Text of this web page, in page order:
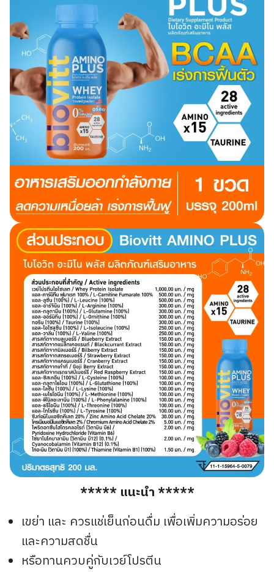
***** แนะนำ *****
เขย่า และ ควรแช่เย็นก่อนดื่ม เพื่อเพิ่มความอร่อย
และความสดชื่น
หรือทานควบคู่กับเวย์โปรตีน